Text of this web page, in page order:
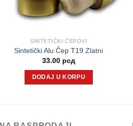
SINTETIČKI ČEPOVI
Sintetički Alu Čep T19 Zlatni
33.00 рсд
DODAJ U KORPU